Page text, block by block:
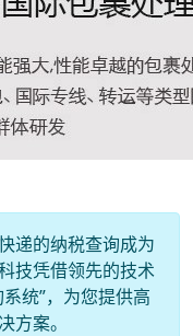
递的纳税查询成为
技凭借领先的技术
统”，为您提供高
方案。